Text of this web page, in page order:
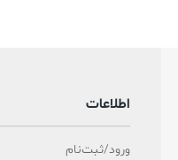
اطلاعات
ورود/ثبت‌نام